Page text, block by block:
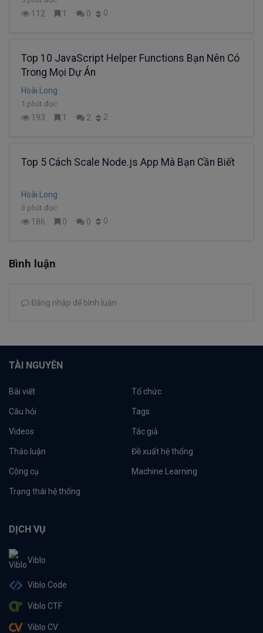
112 1 0 0
Top 10 JavaScript Helper Functions Bạn Nên Có
Trong Mọi Dự Án
Hoài Long
1 phút đọc
193 1 2 2
Top 5 Cách Scale Node.js App Mà Bạn Cần Biết
Hoài Long
3 phút đọc
186 0 0 0
Bình luận
Đăng nhập để bình luận
TÀI NGUYÊN
Bài viết Tổ chức
Câu hỏi Tags
Videos Tác giả
Thảo luận Đề xuất hệ thống
Công cụ Machine Learning
Trạng thái hệ thống
DỊCH VỤ
Viblo
Viblo Code
Viblo CTF
Viblo CV